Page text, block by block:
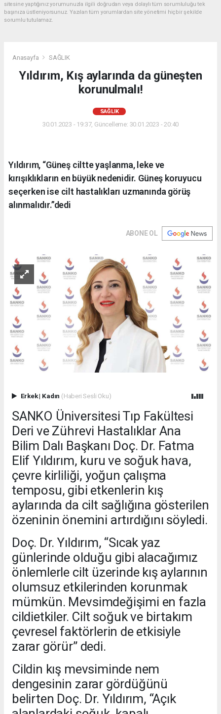
sitesine yaptığınız yorumunuzla ilgili doğrudan veya dolaylı tüm sorumluluğu tek
başınıza üstleniyorsunuz. Yazılan tüm yorumlardan site yönetimi hiçbir şekilde
sorumlu tutulamaz.
Anasayfa SAĞLIK
Yıldırım, Kış aylarında da güneşten
korunulmalı!
SAĞLIK
30.01.2023 - 19:37, Güncelleme: 30.01.2023 - 20:40
Yıldırım, “Güneş ciltte yaşlanma, leke ve
kırışıklıkların en büyük nedenidir. Güneş koruyucu
seçerken ise cilt hastalıkları uzmanında görüş
alınmalıdır.”dedi
ABONE OL
Erkek| Kadın (Haberi Sesli Oku)
SANKO Üniversitesi Tıp Fakültesi
Deri ve Zührevi Hastalıklar Ana
Bilim Dalı Başkanı Doç. Dr. Fatma
Elif Yıldırım, kuru ve soğuk hava,
çevre kirliliği, yoğun çalışma
temposu, gibi etkenlerin kış
aylarında da cilt sağlığına gösterilen
özeninin önemini artırdığını söyledi.
Doç. Dr. Yıldırım, “Sıcak yaz
günlerinde olduğu gibi alacağımız
önlemlerle cilt üzerinde kış aylarının
olumsuz etkilerinden korunmak
mümkün. Mevsimdeğişimi en fazla
cildietkiler. Cilt soğuk ve birtakım
çevresel faktörlerin de etkisiyle
zarar görür” dedi.
Cildin kış mevsiminde nem
dengesinin zarar gördüğünü
belirten Doç. Dr. Yıldırım, “Açık